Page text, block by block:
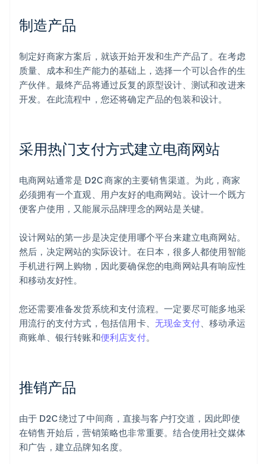
制造产品
制定好商家方案后，就该开始开发和生产产品了。在考虑
质量、成本和生产能力的基础上，选择一个可以合作的生
产伙伴。最终产品将通过反复的原型设计、测试和改进来
开发。在此流程中，您还将确定产品的包装和设计。
采用热门支付方式建立电商网站
电商网站通常是 D2C 商家的主要销售渠道。为此，商家
必须拥有一个直观、用户友好的电商网站。设计一个既方
便客户使用，又能展示品牌理念的网站是关键。
设计网站的第一步是决定使用哪个平台来建立电商网站。
然后，决定网站的实际设计。在日本，很多人都使用智能
手机进行网上购物，因此要确保您的电商网站具有响应性
和移动友好性。
您还需要准备发货系统和支付流程。一定要尽可能多地采
用流行的支付方式，包括信用卡、 无现金支付、移动承运
商账单、银行转账和便利店支付。
推销产品
由于 D2C 绕过了中间商，直接与客户打交道，因此即使
在销售开始后，营销策略也非常重要。结合使用社交媒体
和广告，建立品牌知名度。